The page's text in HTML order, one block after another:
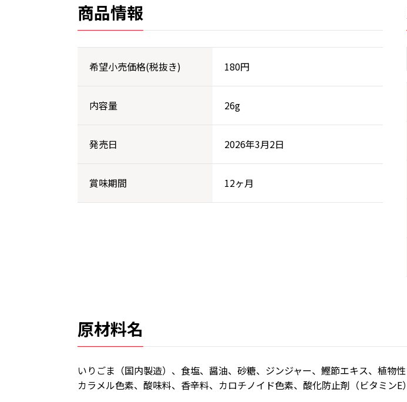
商品情報
希望小売価格(税抜き) 180円
内容量 26g
発売日 2026年3月2日
賞味期間 12ヶ月
原材料名
いりごま（国内製造）、食塩、醤油、砂糖、ジンジャー、鰹節エキス、植物
カラメル色素、酸味料、香辛料、カロチノイド色素、酸化防止剤（ビタミン